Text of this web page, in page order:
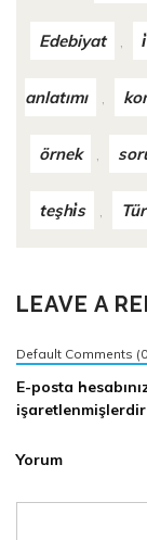
Edebiyat ,
anlatımı ,
örnek ,
teşhi̇s ,
LEAVE A
Default Comments
E-posta
işaretlenmişlerdir
Yorum